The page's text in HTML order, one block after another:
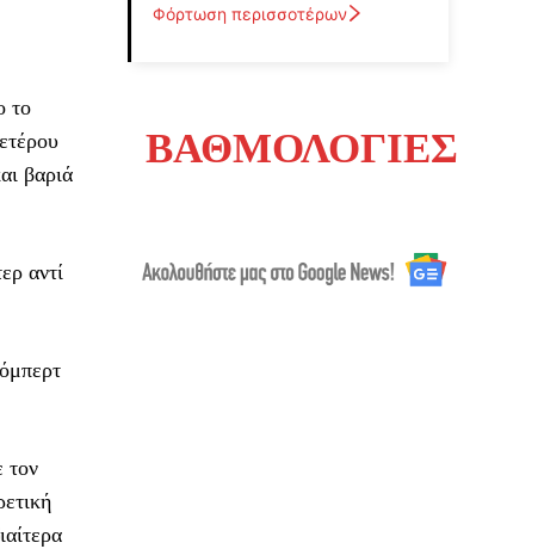
το
βαριά
αντί
τον
Φόρτωση περισσοτέρων
ΒΑΘΜΟΛΟΓΙΕΣ